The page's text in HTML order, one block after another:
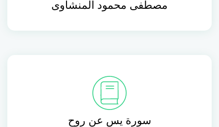
مصطفى محمود المنشاوى
سورة يس عن روح